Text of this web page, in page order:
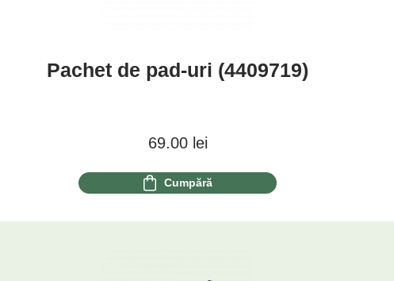
Pachet de pad-uri (4409719)
69.00 lei
Cumpără